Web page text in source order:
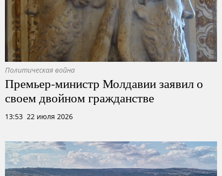
Политическая война
Премьер-министр Молдавии заявил о
своем двойном гражданстве
13:53 22 июля 2026